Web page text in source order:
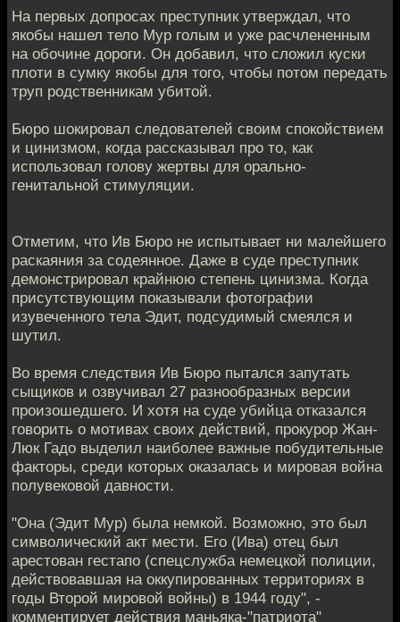
На первых допросах преступник утверждал, что
якобы нашел тело Мур голым и уже расчлененным
на обочине дороги. Он добавил, что сложил куски
плоти в сумку якобы для того, чтобы потом передать
труп родственникам убитой.
Бюро шокировал следователей своим спокойствием
и цинизмом, когда рассказывал про то, как
использовал голову жертвы для орально-
генитальной стимуляции.
Отметим, что Ив Бюро не испытывает ни малейшего
раскаяния за содеянное. Даже в суде преступник
демонстрировал крайнюю степень цинизма. Когда
присутствующим показывали фотографии
изувеченного тела Эдит, подсудимый смеялся и
шутил.
Во время следствия Ив Бюро пытался запутать
сыщиков и озвучивал 27 разнообразных версии
произошедшего. И хотя на суде убийца отказался
говорить о мотивах своих действий, прокурор Жан-
Люк Гадо выделил наиболее важные побудительные
факторы, среди которых оказалась и мировая война
полувековой давности.
"Она (Эдит Мур) была немкой. Возможно, это был
символический акт мести. Его (Ива) отец был
арестован гестапо (спецслужба немецкой полиции,
действовавшая на оккупированных территориях в
годы Второй мировой войны) в 1944 году", -
комментирует действия маньяка-"патриота"